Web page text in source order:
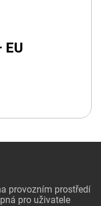
EU
provozním prostředí
pro uživatele